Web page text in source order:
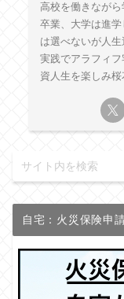
高校を働きなが
卒業、大学は進
は選べないが人
実践でアラフィ
資人生を楽しみ桜
自宅：火災保険申